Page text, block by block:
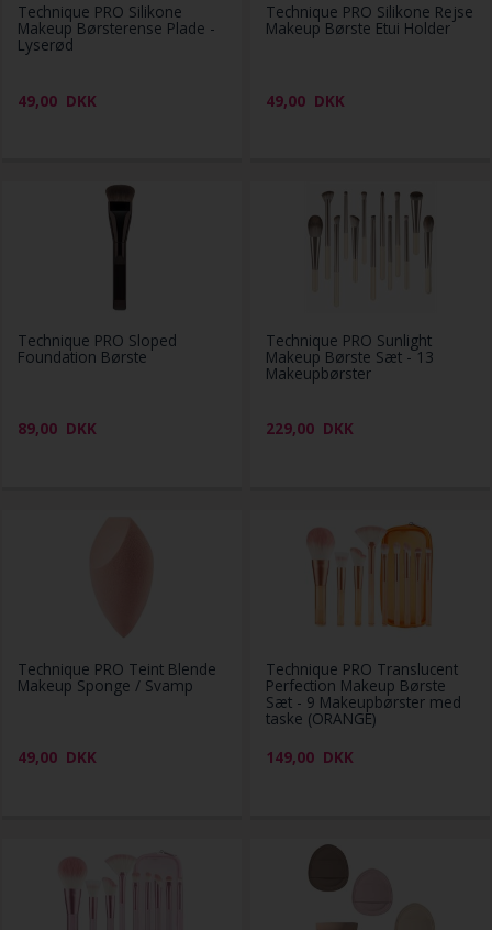
Technique PRO Silikone
Makeup Børsterense Plade -
Lyserød
49,00 DKK
Technique PRO Silikone Rejse
Makeup Børste Etui Holder
49,00 DKK
Technique PRO Sloped
Foundation Børste
89,00 DKK
Technique PRO Sunlight
Makeup Børste Sæt - 13
Makeupbørster
229,00 DKK
Technique PRO Teint Blende
Makeup Sponge / Svamp
49,00 DKK
Technique PRO Translucent
Perfection Makeup Børste
Sæt - 9 Makeupbørster med
taske (ORANGE)
149,00 DKK